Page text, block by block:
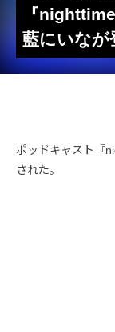
『
藍にいな
ポッドキャスト『
された。